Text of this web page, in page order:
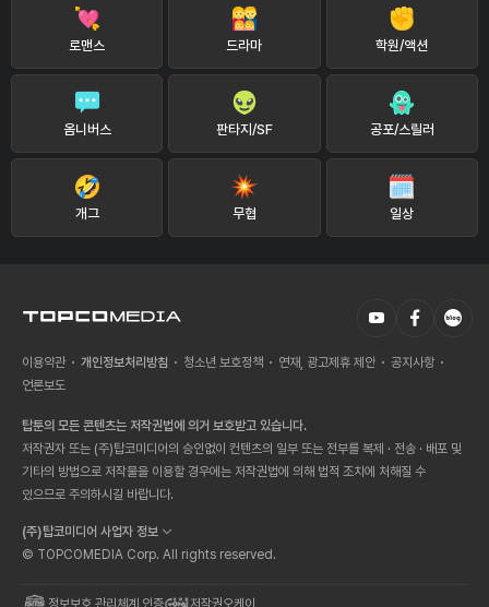
로맨스 드라마 학원/액션
옴니버스 판타지/SF 공포/스릴러
개그 무협 일상
이용약관 개인정보처리방침 청소년 보호정책 연재, 광고제휴 제안
공지사항
언론보도
탑툰의 모든 콘텐츠는 저작권법에 의거 보호받고 있습니다.
저작권자 또는 (주)탑코미디어의 승인없이 컨텐츠의 일부 또는 전부를 복제 · 전송 · 배포 및
기타의 방법으로 저작물을 이용할 경우에는 저작권법에 의해 법적 조치에 처해질 수
있으므로 주의하시길 바랍니다.
(주)탑코미디어 사업자 정보
© TOPCOMEDIA Corp. All rights reserved.
정보보호 관리체계 인증 저작권오케이